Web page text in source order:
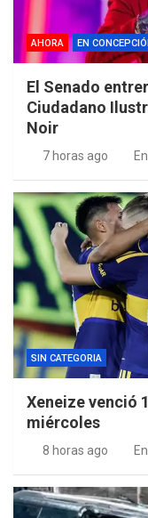
AHORA EN
El Senado
Ciudadano
Noir
7 horas ago
SIN CATEGORIA
Xeneize venció
miércoles
8 horas ago